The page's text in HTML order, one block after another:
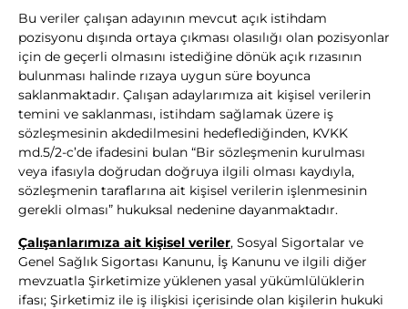
Bu veriler çalışan adayının mevcut açık istihdam
pozisyonu dışında ortaya çıkması olasılığı olan pozisyonlar
için de geçerli olmasını istediğine dönük açık rızasının
bulunması halinde rızaya uygun süre boyunca
saklanmaktadır. Çalışan adaylarımıza ait kişisel verilerin
temini ve saklanması, istihdam sağlamak üzere iş
sözleşmesinin akdedilmesini hedeflediğinden, KVKK
md.5/2-c’de ifadesini bulan “Bir sözleşmenin kurulması
veya ifasıyla doğrudan doğruya ilgili olması kaydıyla,
sözleşmenin taraflarına ait kişisel verilerin işlenmesinin
gerekli olması” hukuksal nedenine dayanmaktadır.
Çalışanlarımıza ait kişisel veriler, Sosyal Sigortalar ve
Genel Sağlık Sigortası Kanunu, İş Kanunu ve ilgili diğer
mevzuatla Şirketimize yüklenen yasal yükümlülüklerin
ifası; Şirketimiz ile iş ilişkisi içerisinde olan kişilerin hukuki